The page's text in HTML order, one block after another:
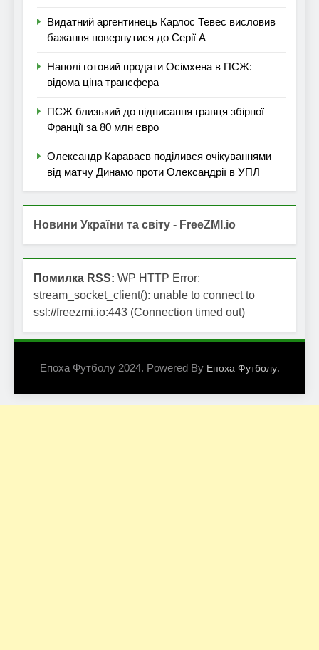
Видатний аргентинець Карлос Тевес висловив
бажання повернутися до Серії А
Наполі готовий продати Осімхена в ПСЖ:
відома ціна трансфера
ПСЖ близький до підписання гравця збірної
Франції за 80 млн євро
Олександр Караваєв поділився очікуваннями
від матчу Динамо проти Олександрії в УПЛ
Новини України та світу - FreeZMI.io
Помилка RSS: WP HTTP Error:
stream_socket_client(): unable to connect to
ssl://freezmi.io:443 (Connection timed out)
Епоха Футболу 2024. Powered By Епоха Футболу.